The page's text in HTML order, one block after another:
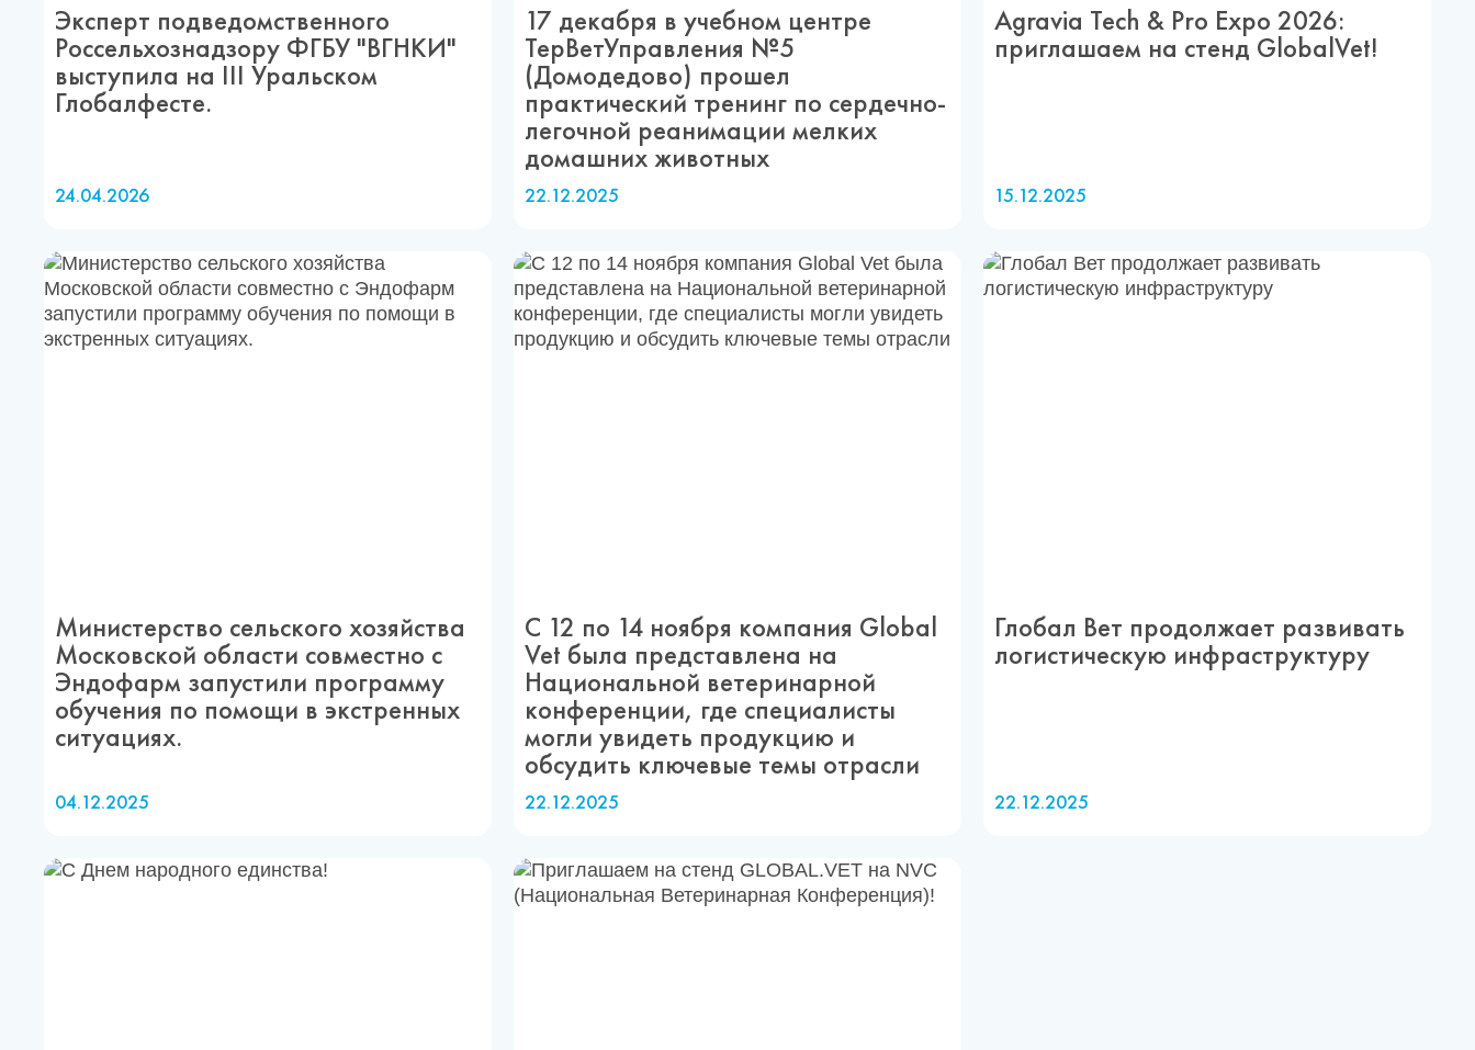
Эксперт подведомственного
Россельхознадзору ФГБУ "ВГНКИ"
выступила на III Уральском
Глобалфесте.
24.04.2026
17 декабря в учебном центре
ТерВетУправления №5
(Домодедово) прошел
практический тренинг по сердечно-
легочной реанимации мелких
домашних животных
22.12.2025
Agravia Tech & Pro Expo 2026:
приглашаем на стенд GlobalVet!
15.12.2025
Министерство сельского хозяйства
Московской области совместно с
Эндофарм запустили программу
обучения по помощи в экстренных
ситуациях.
04.12.2025
С 12 по 14 ноября компания Global
Vet была представлена на
Национальной ветеринарной
конференции, где специалисты
могли увидеть продукцию и
обсудить ключевые темы отрасли
22.12.2025
Глобал Вет продолжает развивать
логистическую инфраструктуру
22.12.2025